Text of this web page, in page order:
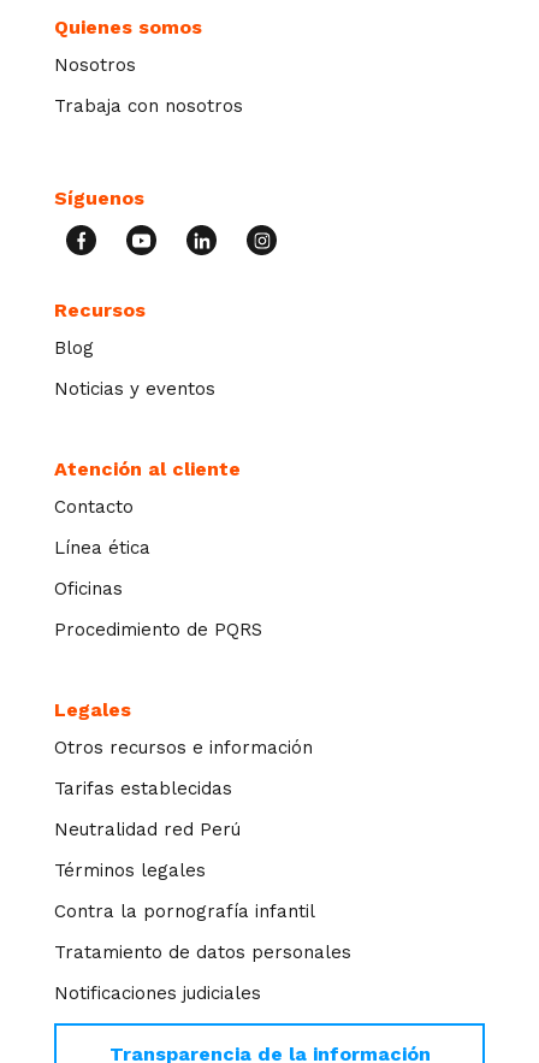
Quienes somos
Nosotros
Trabaja con nosotros
Síguenos
Recursos
Blog
Noticias y eventos
Atención al cliente
Contacto
Línea ética
Oficinas
Procedimiento de PQRS
Legales
Otros recursos e información
Tarifas establecidas
Neutralidad red Perú
Términos legales
Contra la pornografía infantil
Tratamiento de datos personales
Notificaciones judiciales
Transparencia de la información